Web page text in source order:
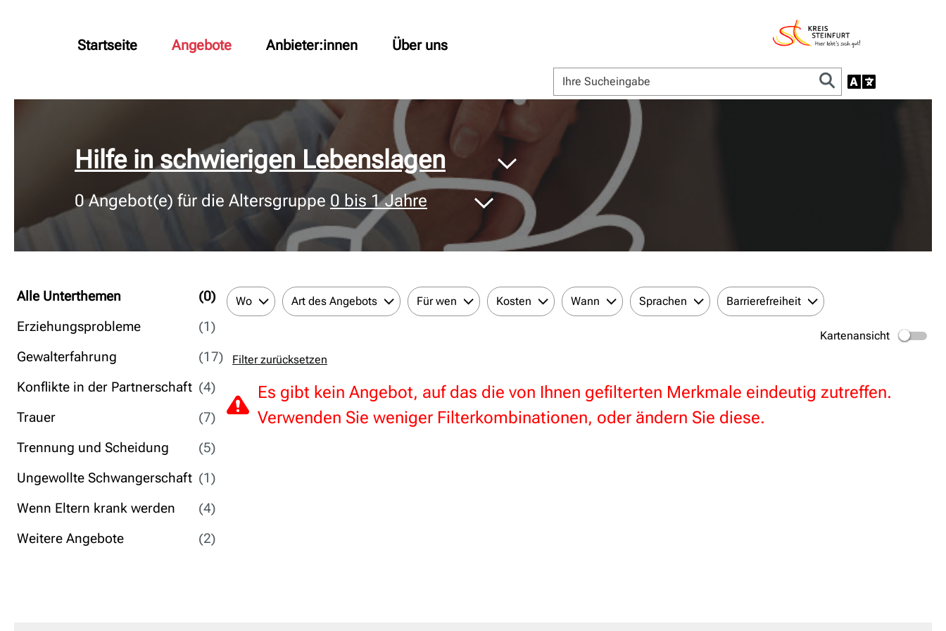
Startseite Angebote Anbieter:innen Über uns
Hilfe in schwierigen Lebenslagen
0Angebot(e) für die Altersgruppe 0 bis 1 Jahre
Alle Unterthemen
(0)
Erziehungsprobleme
(1)
Gewalterfahrung
(17)
Konflikte in der Partnerschaft (4)
Trauer
(7)
Trennung und Scheidung
(5)
Ungewollte Schwangerschaft (1)
Wenn Eltern krank werden
(4)
Weitere Angebote
(2)
Wo Art des Angebots Für wen Kosten Wann Sprachen Barrierefreiheit
Kartenansicht
Filter zurücksetzen
Es gibt kein Angebot, auf das die von Ihnen gefilterten Merkmale eindeutig zutreffen.
Verwenden Sie weniger Filterkombinationen, oder ändern Sie diese.